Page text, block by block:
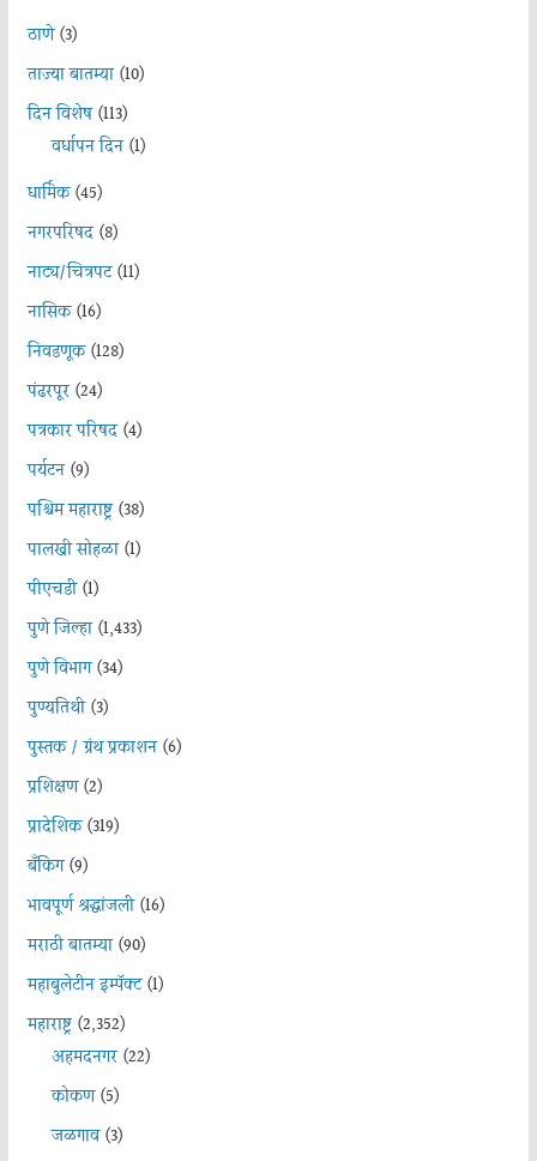
ठाणे(3)
ताज्या बातम्या(10)
दिन विशेष(113)
वर्धापन दिन(1)
धार्मिक(45)
नगरपरिषद(8)
नाट्य/चित्रपट(11)
नासिक(16)
निवडणूक(128)
पंढरपूर(24)
पत्रकार परिषद(4)
पर्यटन(9)
पश्चिम महाराष्ट्र(38)
पालखी सोहळा(1)
पीएचडी(1)
पुणे जिल्हा(1,433)
पुणे विभाग(34)
पुण्यतिथी(3)
पुस्तक / ग्रंथ प्रकाशन(6)
प्रशिक्षण(2)
प्रादेशिक(319)
बँकिंग(9)
भावपूर्ण श्रद्धांजली(16)
मराठी बातम्या(90)
महाबुलेटीन इम्पॅक्ट(1)
महाराष्ट्र(2,352)
अहमदनगर(22)
कोकण(5)
जळगाव(3)